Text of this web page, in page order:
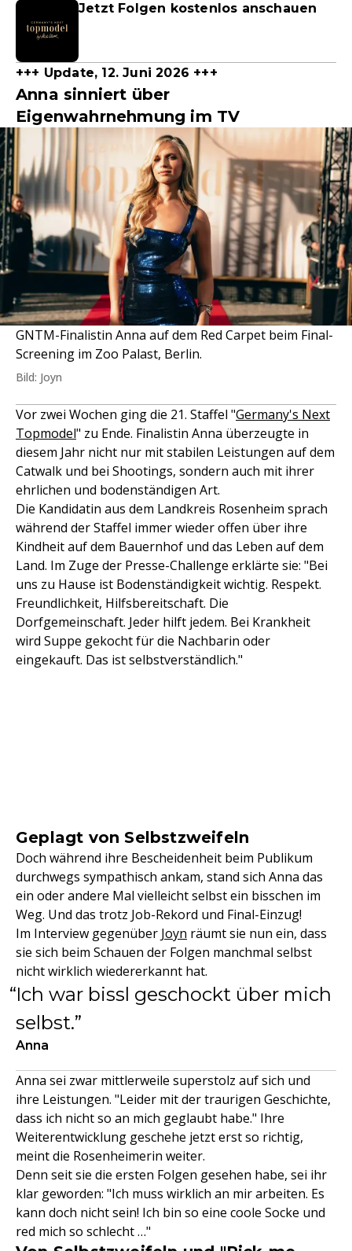
Jetzt Folgen kostenlos anschauen
+++ Update, 12. Juni 2026 +++
Anna sinniert über
Eigenwahrnehmung im TV
GNTM-Finalistin Anna auf dem Red Carpet beim Final-
Screening im Zoo Palast, Berlin.
Bild: Joyn
Vor zwei Wochen ging die 21. Staffel "Germany's Next
Topmodel" zu Ende. Finalistin Anna überzeugte in
diesem Jahr nicht nur mit stabilen Leistungen auf dem
Catwalk und bei Shootings, sondern auch mit ihrer
ehrlichen und bodenständigen Art.
Die Kandidatin aus dem Landkreis Rosenheim sprach
während der Staffel immer wieder offen über ihre
Kindheit auf dem Bauernhof und das Leben auf dem
Land. Im Zuge der Presse-Challenge erklärte sie: "Bei
uns zu Hause ist Bodenständigkeit wichtig. Respekt.
Freundlichkeit, Hilfsbereitschaft. Die
Dorfgemeinschaft. Jeder hilft jedem. Bei Krankheit
wird Suppe gekocht für die Nachbarin oder
eingekauft. Das ist selbstverständlich."
Geplagt von Selbstzweifeln
Doch während ihre Bescheidenheit beim Publikum
durchwegs sympathisch ankam, stand sich Anna das
ein oder andere Mal vielleicht selbst ein bisschen im
Weg. Und das trotz Job-Rekord und Final-Einzug!
Im Interview gegenüber Joyn räumt sie nun ein, dass
sie sich beim Schauen der Folgen manchmal selbst
nicht wirklich wiedererkannt hat.
Ich war bissl geschockt über mich
selbst.
Anna
Anna sei zwar mittlerweile superstolz auf sich und
ihre Leistungen. "Leider mit der traurigen Geschichte,
dass ich nicht so an mich geglaubt habe." Ihre
Weiterentwicklung geschehe jetzt erst so richtig,
meint die Rosenheimerin weiter.
Denn seit sie die ersten Folgen gesehen habe, sei ihr
klar geworden: "Ich muss wirklich an mir arbeiten. Es
kann doch nicht sein! Ich bin so eine coole Socke und
red mich so schlecht …"